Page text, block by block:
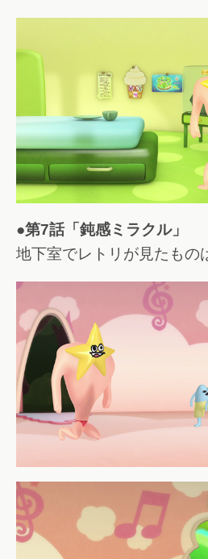
●第7話「鈍感ミラクル」
地下室でレトリが見たもの